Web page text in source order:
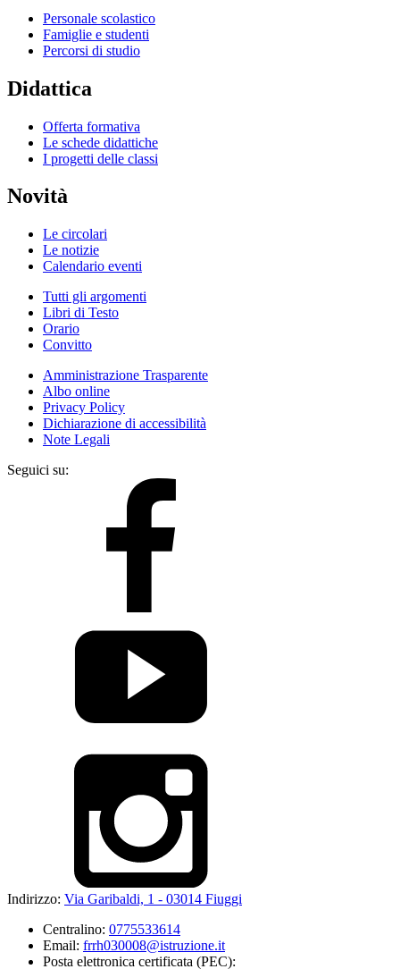
Personale scolastico
Famiglie e studenti
Percorsi di studio
Didattica
Offerta formativa
Le schede didattiche
I progetti delle classi
Novità
Le circolari
Le notizie
Calendario eventi
Tutti gli argomenti
Libri di Testo
Orario
Convitto
Amministrazione Trasparente
Albo online
Privacy Policy
Dichiarazione di accessibilità
Note Legali
Seguici su:
Indirizzo: Via Garibaldi, 1 - 03014 Fiuggi
Centralino: 0775533614
Email: frrh030008@istruzione.it
Posta elettronica certificata (PEC):